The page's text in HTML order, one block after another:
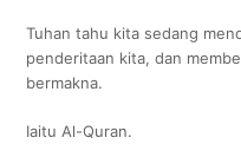
Tuhan tahu kita sedang
penderitaan kita, dan
bermakna.
Iaitu Al-Quran.